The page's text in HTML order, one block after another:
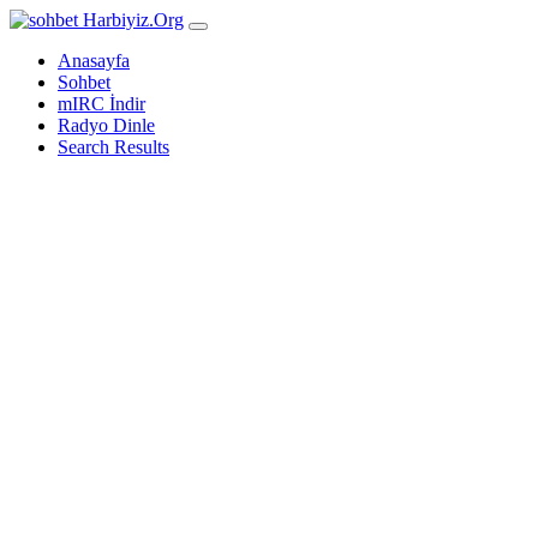
Harbiyiz.Org
Anasayfa
Sohbet
mIRC İndir
Radyo Dinle
Search Results